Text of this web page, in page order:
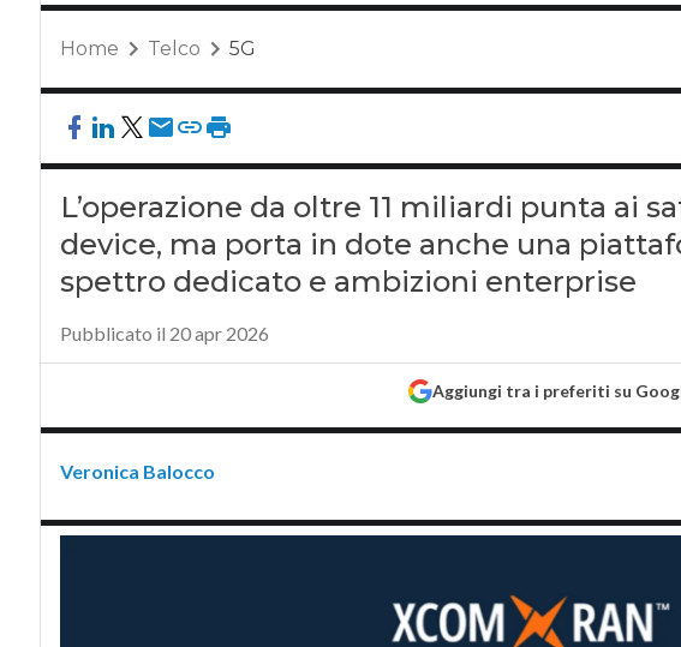
Home Telco 5G
L’operazione da oltre 11 miliardi punta ai
device, ma porta in dote anche una
spettro dedicato e ambizioni enterprise
Pubblicato il 20 apr 2026
Aggiungi tra i preferiti su
Veronica Balocco